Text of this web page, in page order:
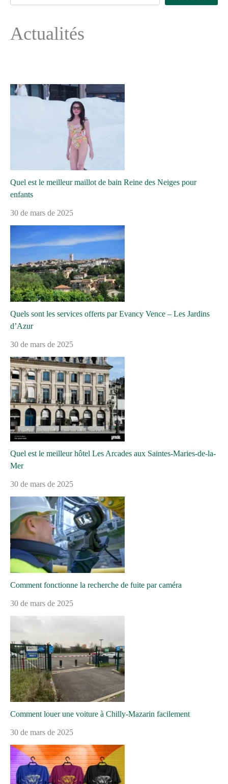
Actualités
Quel est le meilleur maillot de bain Reine des Neiges pour
enfants
30 de mars de 2025
Quels sont les services offerts par Evancy Vence – Les Jardins
d’Azur
30 de mars de 2025
Quel est le meilleur hôtel Les Arcades aux Saintes-Maries-de-la-
Mer
30 de mars de 2025
Comment fonctionne la recherche de fuite par caméra
30 de mars de 2025
Comment louer une voiture à Chilly-Mazarin facilement
30 de mars de 2025